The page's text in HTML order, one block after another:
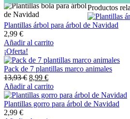
Productos
Plantillas árbol para árbol de Navidad
2,99 €
Añadir al carrito
¡Oferta!
Pack de 7 plantillas marco animales
13,93€ Original
price
was:
13,93 €.
8,99 €Current
price
is:
8,99 €.
Añadir al carrito
Plantillas gorro para árbol de Navidad
2,99 €